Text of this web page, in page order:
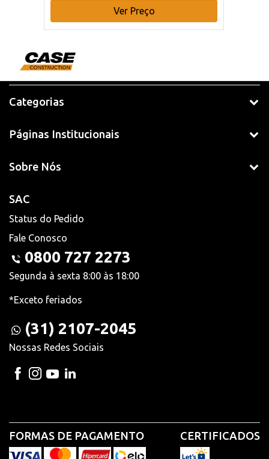
Ver Preço
Categorias
Páginas Institucionais
Sobre Nós
SAC
Status do Pedido
Fale Conosco
0800 727 2273
Segunda à sexta 8:00 às 18:00
*Exceto feriados
(31) 2107-2045
Nossas Redes Sociais
FORMAS DE PAGAMENTO CERTIFICADOS